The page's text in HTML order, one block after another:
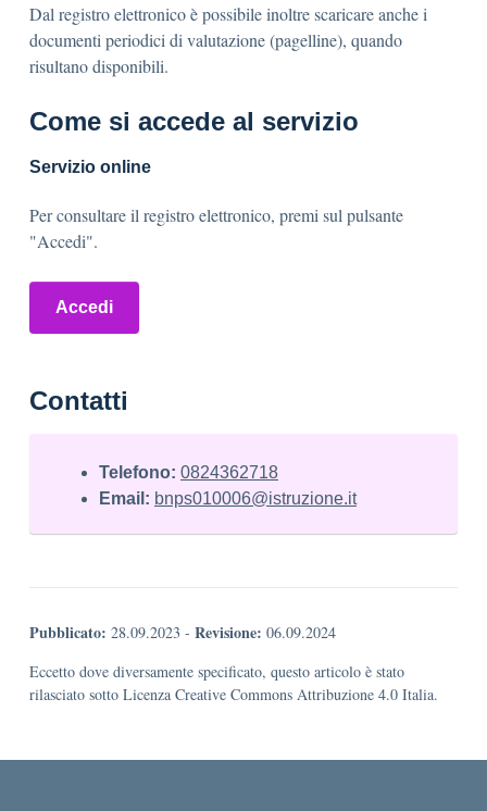
Dal registro elettronico è possibile inoltre scaricare anche i
documenti periodici di valutazione (pagelline), quando
risultano disponibili.
Come si accede al servizio
Servizio online
Per consultare il registro elettronico, premi sul pulsante
"Accedi".
Accedi
Contatti
Telefono: 0824362718
Email: bnps010006@istruzione.it
Pubblicato: 28.09.2023 - Revisione: 06.09.2024
Eccetto dove diversamente specificato, questo articolo è stato
rilasciato sotto Licenza Creative Commons Attribuzione 4.0 Italia.